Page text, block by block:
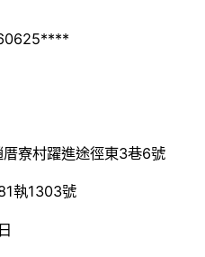
寮村躍進途徑東3巷6號
執1303號